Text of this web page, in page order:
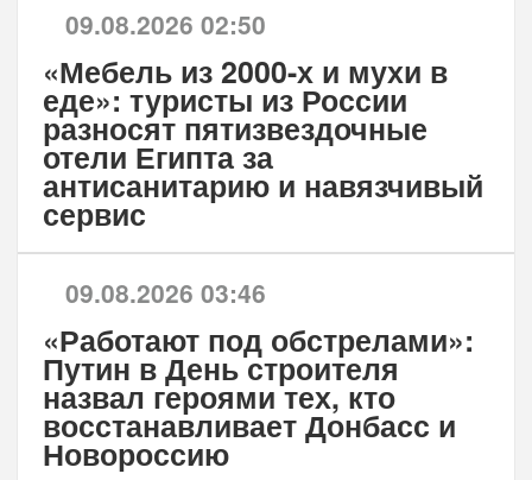
09.08.2026 02:50
«Мебель из 2000-х и мухи в
еде»: туристы из России
разносят пятизвездочные
отели Египта за
антисанитарию и навязчивый
сервис
09.08.2026 03:46
«Работают под обстрелами»:
Путин в День строителя
назвал героями тех, кто
восстанавливает Донбасс и
Новороссию